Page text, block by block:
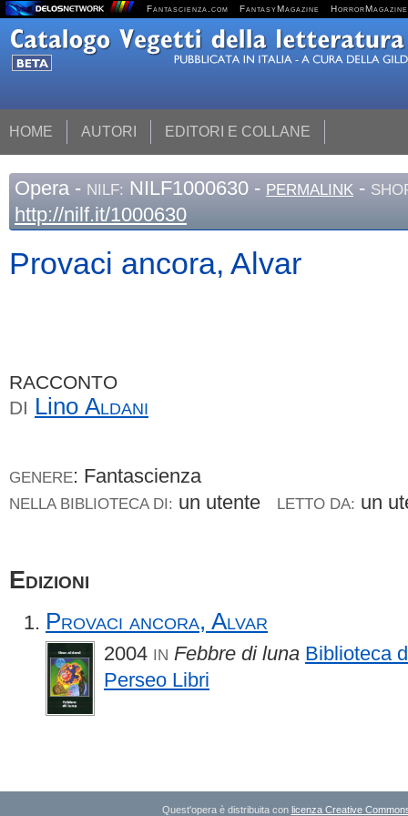
Fantascienza.com FantasyMagazine HorrorMagazine
HOME AUTORI EDITORI E COLLANE
Opera - NILF: NILF1000630 - PERMALINK -
http://nilf.it/1000630
Provaci ancora, Alvar
RACCONTO
DI Lino Aldani
GENERE: Fantascienza
NELLA BIBLIOTECA DI: un utente LETTO DA: un
Edizioni
Provaci ancora, Alvar
2004 IN Febbre di luna Biblioteca
Perseo Libri
Quest'opera è distribuita con licenza Creative